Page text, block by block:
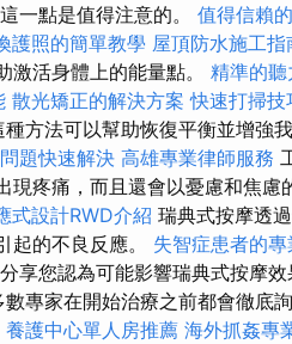
一點是值得注意的。 值得信賴
護照的簡單教學 屋頂防水施工指
激活身體上的能量點。 精準的
散光矯正的解決方案 快速打掃技
種方法可以幫助恢復平衡並增強
題快速解決 高雄專業律師服務
現疼痛，而且還會以憂慮和焦慮
式設計RWD介紹 瑞典式按摩透
起的不良反應。 失智症患者的
享您認為可能影響瑞典式按摩
數專家在開始治療之前都會徹底
養護中心單人房推薦 海外抓姦專